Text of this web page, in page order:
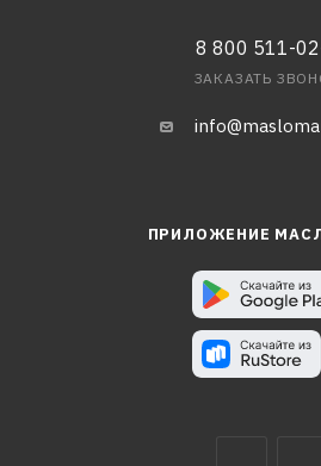
8 800 511-
ЗАКАЗАТЬ
ПРИЛОЖЕНИЕ